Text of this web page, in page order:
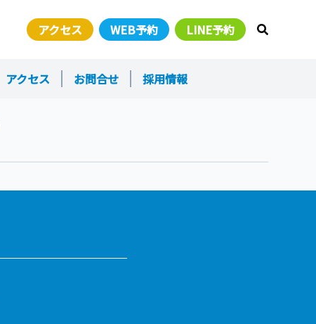
アクセス WEB予約 LINE予約 検索窓オ
アクセス お問合せ
採用情報